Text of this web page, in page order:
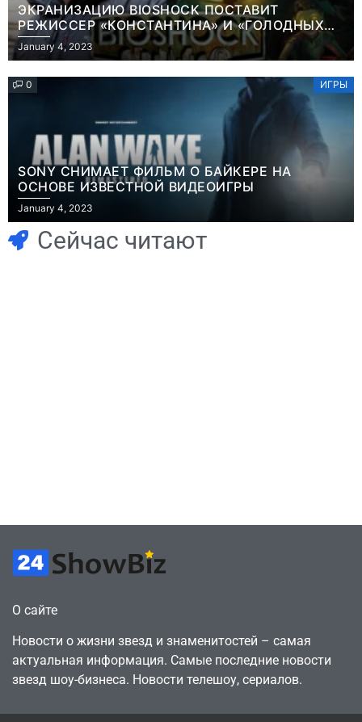
ЭКРАНИЗАЦИЮ BIOSHOCK ПОСТАВИТ
РЕЖИССЕР «КОНСТАНТИНА» И «ГОЛОДНЫХ
ИГР»
January 4, 2023
0 ИГРЫ
SONY СНИМАЕТ ФИЛЬМ О БАЙКЕРЕ НА
ОСНОВЕ ИЗВЕСТНОЙ ВИДЕОИГРЫ
January 4, 2023
Сейчас читают
Игры
Геймеры
отменяют
Новичок-геймер
О сайте
Новости о жизни звезд и знаменитостей – самая
актуальная информация. Самые последние новости
звезд шоу-бизнеса. Новости телешоу, сериалов.